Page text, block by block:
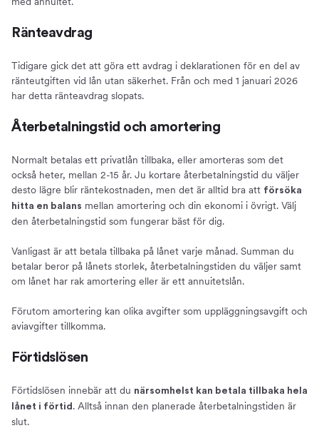
Ränteavdrag
Tidigare gick det att göra ett avdrag i deklarationen för en del av
ränteutgiften vid lån utan säkerhet. Från och med 1 januari 2026
har detta ränteavdrag slopats.
Återbetalningstid och amortering
Normalt betalas ett privatlån tillbaka, eller amorteras som det
också heter, mellan 2-15 år. Ju kortare återbetalningstid du väljer
desto lägre blir räntekostnaden, men det är alltid bra att försöka
hitta en balans mellan amortering och din ekonomi i övrigt. Välj
den återbetalningstid som fungerar bäst för dig.
Vanligast är att betala tillbaka på lånet varje månad. Summan du
betalar beror på lånets storlek, återbetalningstiden du väljer samt
om lånet har rak amortering eller är ett annuitetslån.
Förutom amortering kan olika avgifter som uppläggningsavgift och
aviavgifter tillkomma.
Förtidslösen
Förtidslösen innebär att du närsomhelst kan betala tillbaka hela
lånet i förtid . Alltså innan den planerade återbetalningstiden är
slut.